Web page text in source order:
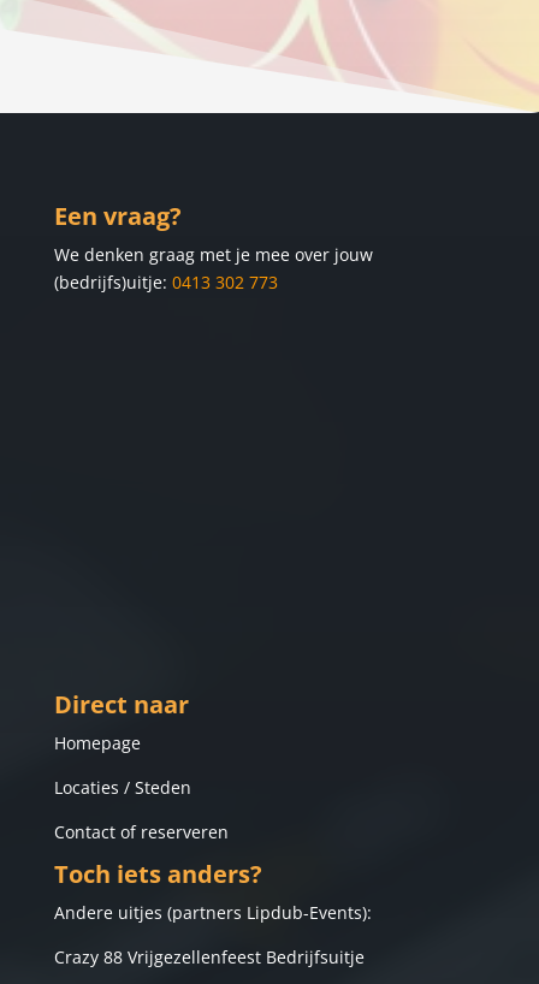
Een vraag?
We denken graag met je mee over jouw
(bedrijfs)uitje: 0413 302 773
Direct naar
Homepage
Locaties / Steden
Contact of reserveren
Toch iets anders?
Andere uitjes (partners Lipdub-Events):
Crazy 88 Vrijgezellenfeest Bedrijfsuitje